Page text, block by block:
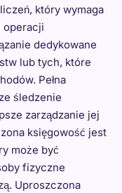
który wymaga
operacji
dedykowane
lub tych, które
Pełna
śledzenie
zarządzanie jej
księgowość jest
może być
fizyczne
Uproszczona